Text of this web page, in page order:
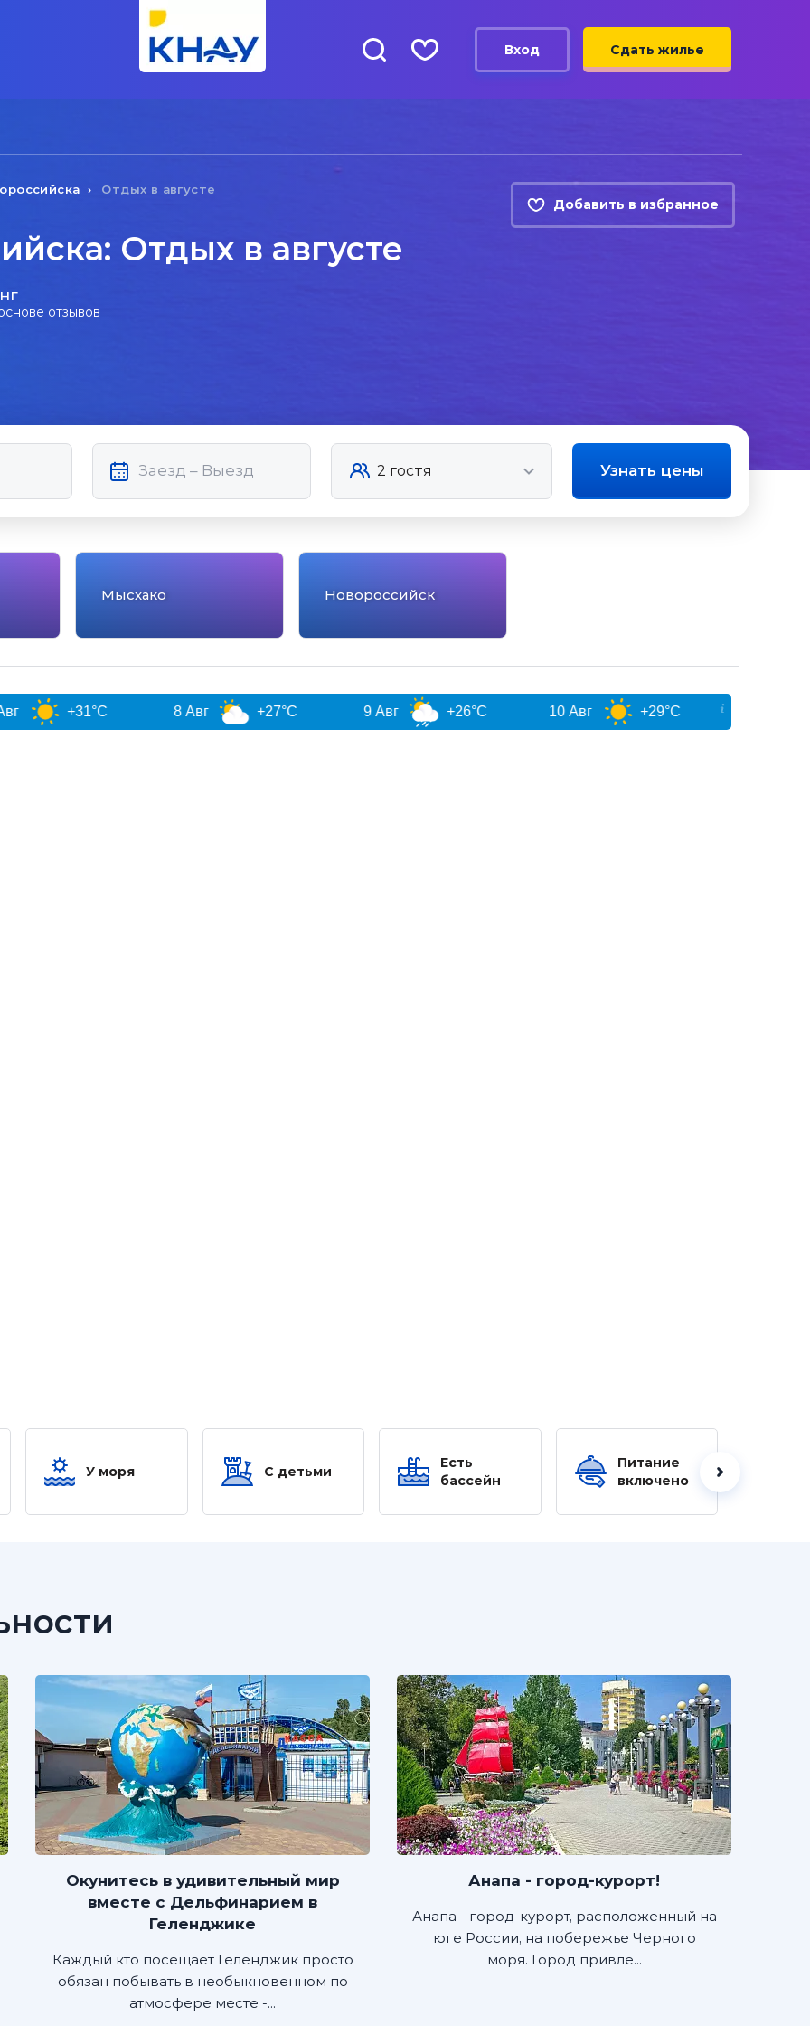
Вход Сдать жилье
Отдых в августе
Добавить в избранное
Отдых в августе
отзывов
Узнать цены
Мысхако Новороссийск
+31°C 8 Авг +27°C 9 Авг +26°C 10 Авг +29°C 11 Авг
У моря С детьми
Есть
бассейн
Питание
включено
Окунитесь в удивительный мир
вместе с Дельфинарием в
Геленджике
Каждый кто посещает Геленджик просто
обязан побывать в необыкновенном по
атмосфере месте -...
Анапа - город-курорт!
Анапа - город-курорт, расположенный на
юге России, на побережье Черного
моря. Город привле...